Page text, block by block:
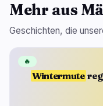
Mehr aus
Geschichten, die
Wintermute
🔥